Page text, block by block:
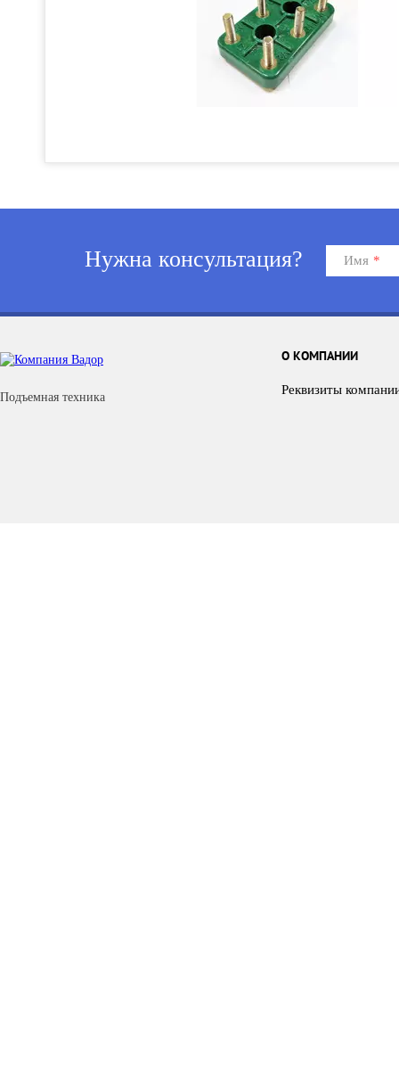
Нужна консультация? Имя *
Подъемная техника
О КОМПАНИИ
Реквизиты